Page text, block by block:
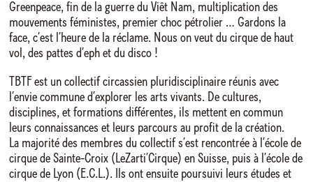
Greenpeace, fin de la guerre du Viêt Nam, multiplication des
mouvements féministes, premier choc pétrolier … Gardons la
face, c’est l’heure de la réclame. Nous on veut du cirque de haut
vol, des pattes d’eph et du disco !
TBTF est un collectif circassien pluridisciplinaire réunis avec
l’envie commune d’explorer les arts vivants. De cultures,
disciplines, et formations différentes, ils mettent en commun
leurs connaissances et leurs parcours au profit de la création.
La majorité des membres du collectif s’est rencontrée à l’école de
cirque de Sainte-Croix (LeZarti’Cirque) en Suisse, puis à l’école de
cirque de Lyon (E.C.L.). Ils ont ensuite poursuivi leurs études et